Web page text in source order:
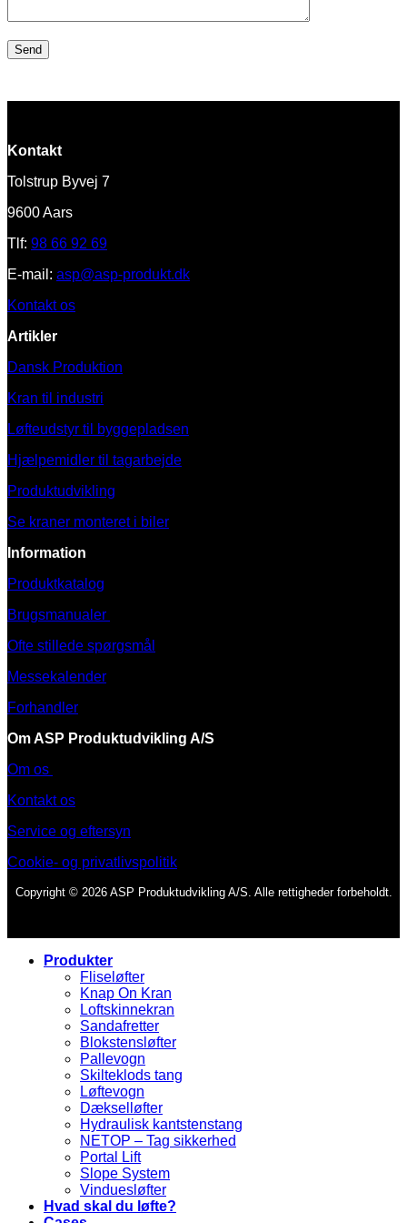
Kontakt
Tolstrup Byvej 7
9600 Aars
Tlf: 98 66 92 69
E-mail: asp@asp-produkt.dk
Kontakt os
Artikler
Dansk Produktion
Kran til industri
Løfteudstyr til byggepladsen
Hjælpemidler til tagarbejde
Produktudvikling
Se kraner monteret i biler
Information
Produktkatalog
Brugsmanualer
Ofte stillede spørgsmål
Messekalender
Forhandler
Om ASP Produktudvikling A/S
Om os
Kontakt os
Service og eftersyn
Cookie- og privatlivspolitik
Copyright © 2026 ASP Produktudvikling A/S. Alle rettigheder forbeholdt.
Produkter
Fliseløfter
Knap On Kran
Loftskinnekran
Sandafretter
Blokstensløfter
Pallevogn
Skilteklods tang
Løftevogn
Dækselløfter
Hydraulisk kantstenstang
NETOP – Tag sikkerhed
Portal Lift
Slope System
Vinduesløfter
Hvad skal du løfte?